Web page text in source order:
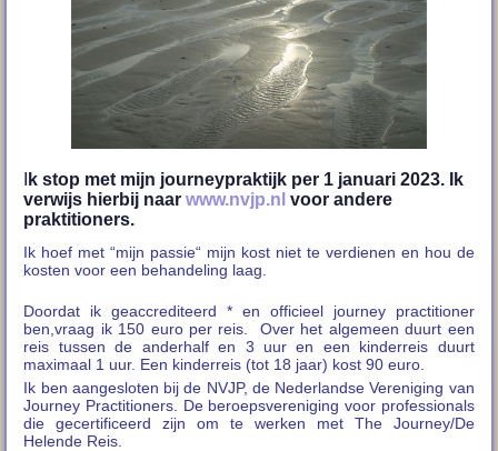
k stop met mijn journeypraktijk per 1 januari 2023. Ik
verwijs hierbij naarwww.nvjp.nl voor andere
praktitioners.
Ik hoef met “mijn passie“ mijn kost niet te verdienen en hou de
kosten voor een behandeling laag.
Doordat ik geaccrediteerd * en officieel journey practitioner
ben,vraag ik 150 euro per reis. Over het algemeen duurt een
reis tussen de anderhalf en 3 uur en een kinderreis duurt
maximaal 1 uur. Een kinderreis (tot 18 jaar) kost 90 euro.
Ik ben aangesloten bij de NVJP, de Nederlandse Vereniging van
Journey Practitioners. De beroepsvereniging voor professionals
die gecertificeerd zijn om te werken met The Journey/De
Helende Reis.